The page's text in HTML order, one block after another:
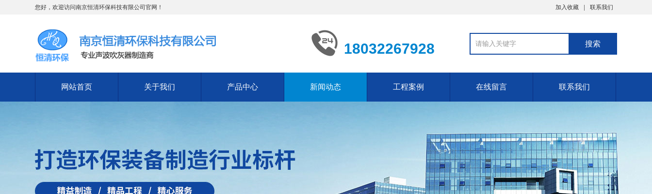
您好，欢迎访问南京恒清环保科技有限公司官网！ 加入收藏 联系我们
18032267928
网站首页 关于我们 产品中心 新闻动态 工程案例 在线留言 联系我们